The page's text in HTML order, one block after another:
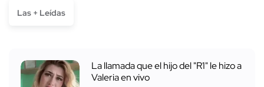
Las + Leídas
La llamada que el hijo del "R1" le hizo a
Valeria en vivo